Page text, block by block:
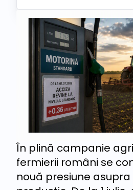
În plină campanie
fermierii români se
nouă presiune